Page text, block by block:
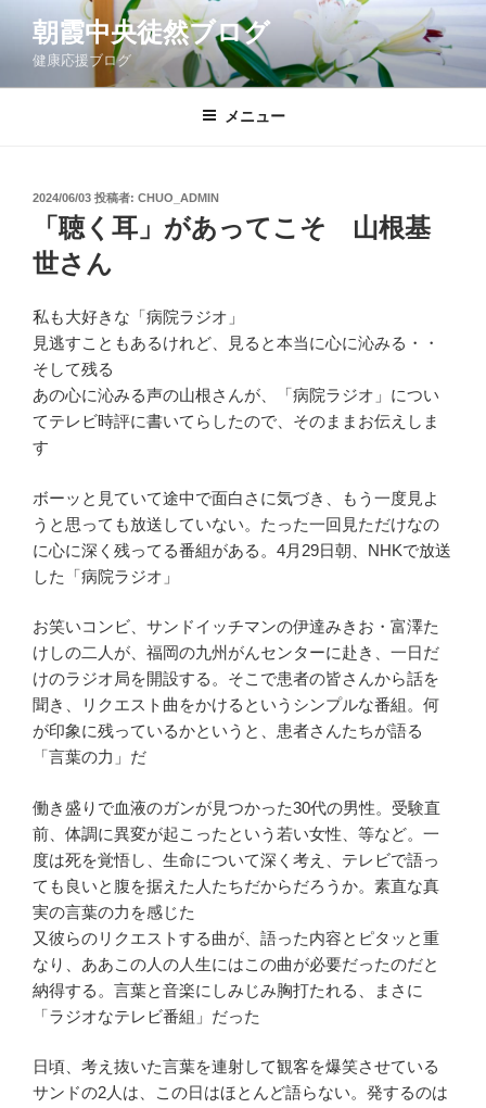
ン
朝霞中央徒然ブログ
健康応援ブログ
メニュー
投
2024/06/03 投稿者: CHUO_ADMIN
「聴く耳」があってこそ 山根基
世さん
私も大好きな「病院ラジオ」
見逃すこともあるけれど、見ると本当に心に沁みる・・
そして残る
あの心に沁みる声の山根さんが、「病院ラジオ」につい
てテレビ時評に書いてらしたので、そのままお伝えしま
す
ボーッと見ていて途中で面白さに気づき、もう一度見よ
うと思っても放送していない。たった一回見ただけなの
に心に深く残ってる番組がある。4月29日朝、NHKで放送
した「病院ラジオ」
お笑いコンビ、サンドイッチマンの伊達みきお・富澤た
けしの二人が、福岡の九州がんセンターに赴き、一日だ
けのラジオ局を開設する。そこで患者の皆さんから話を
聞き、リクエスト曲をかけるというシンプルな番組。何
が印象に残っているかというと、患者さんたちが語る
「言葉の力」だ
働き盛りで血液のガンが見つかった30代の男性。受験直
前、体調に異変が起こったという若い女性、等など。一
度は死を覚悟し、生命について深く考え、テレビで語っ
ても良いと腹を据えた人たちだからだろうか。素直な真
実の言葉の力を感じた
又彼らのリクエストする曲が、語った内容とピタッと重
なり、ああこの人の人生にはこの曲が必要だったのだと
納得する。言葉と音楽にしみじみ胸打たれる、まさに
「ラジオなテレビ番組」だった
日頃、考え抜いた言葉を連射して観客を爆笑させている
サンドの2人は、この日はほとんど語らない。発するのは